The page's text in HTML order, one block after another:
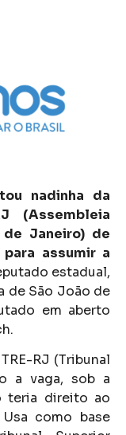
nadinha da
(Assembleia
Janeiro) de
assumir a
estadual,
de São João de
em aberto
RJ (Tribunal
a vaga, sob a
teria direito ao
como base